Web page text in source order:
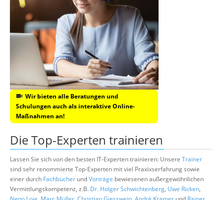
Wir bieten alle Beratungen und
Schulungen auch als interaktive Online-
Maßnahmen an!
Die Top-Experten trainieren
Lassen Sie sich von den besten IT-Experten trainieren: Unsere Trainer
sind sehr renommierte Top-Experten mit viel Praxixserfahrung sowie
einer durch Fachbücher undVorträge bewiesenen außergewöhnlichen
Vermittlungskompetenz, z.B. Dr. Holger Schwichtenberg, Uwe Ricken,